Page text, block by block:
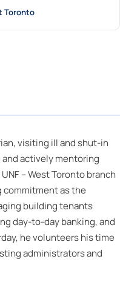
Toronto
visiting ill and shut-in
actively mentoring
– West Toronto branch
commitment as the
building tenants
day-to-day banking, and
he volunteers his time
administrators and